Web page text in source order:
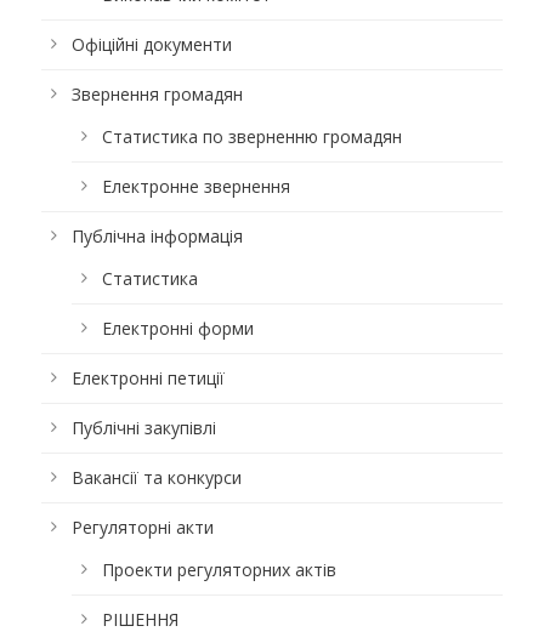
Офіційні документи
Звернення громадян
Статистика по зверненню громадян
Електронне звернення
Публічна інформація
Статистика
Електронні форми
Електронні петиції
Публічні закупівлі
Вакансії та конкурси
Регуляторні акти
Проекти регуляторних актів
РІШЕННЯ